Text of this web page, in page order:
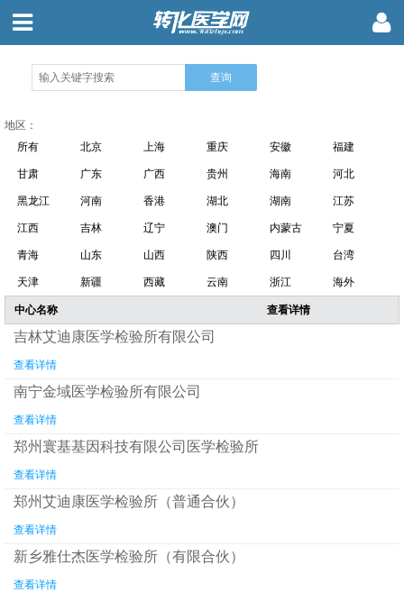
地区：
所有
北京 上海 重庆 安徽 福建
甘肃 广东 广西 贵州 海南 河北
黑龙江 河南 香港 湖北 湖南 江苏
江西 吉林 辽宁 澳门 内蒙古 宁夏
青海 山东 山西 陕西 四川 台湾
天津 新疆 西藏 云南 浙江 海外
中心名称 查看详情
吉林艾迪康医学检验所有限公司
查看详情
南宁金域医学检验所有限公司
查看详情
郑州寰基基因科技有限公司医学检验所
查看详情
郑州艾迪康医学检验所（普通合伙）
查看详情
新乡雅仕杰医学检验所（有限合伙）
查看详情